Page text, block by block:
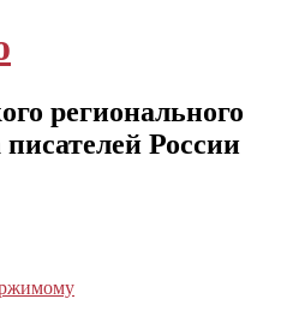
регионального
России